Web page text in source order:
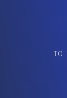
ΤΟ